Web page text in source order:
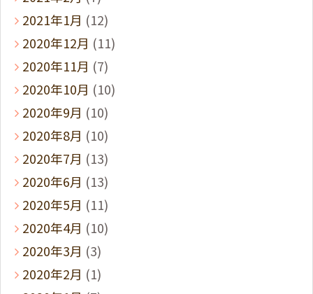
2021年1月 (12)
2020年12月 (11)
2020年11月 (7)
2020年10月 (10)
2020年9月 (10)
2020年8月 (10)
2020年7月 (13)
2020年6月 (13)
2020年5月 (11)
2020年4月 (10)
2020年3月 (3)
2020年2月 (1)